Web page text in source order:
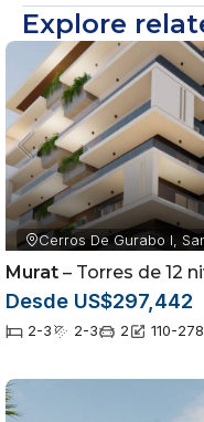
Explore
Cerros De Gurabo I,
Murat – Torres de 12
Desde US$297,442
2-3 2-3 2 110-278